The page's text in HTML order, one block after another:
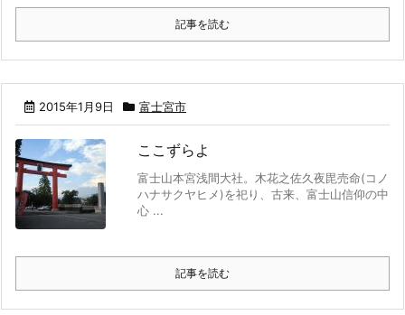
記事を読む
2015年1月9日 富士宮市
ここずらよ
富士山本宮浅間大社。木花之佐久夜毘売命(コノ
ハナサクヤヒメ)を祀り、古来、富士山信仰の中
心 ...
記事を読む